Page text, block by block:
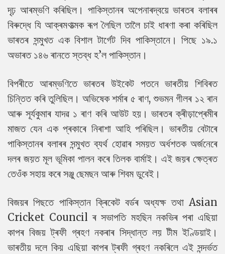
দৃঢ় আৰম্ভণি কৰিছিল। পাকিস্তানৰ অপেনাৰদ্বয়ে ভাৰতৰ বলাৰৰ
বিৰুদ্ধে যি আক্ৰমণাত্মক ৰূপ লৈছিল তালৈ চাই ধাৰণা কৰা কৰিছিল
ভাৰতৰ সন্মুখত এক বিশাল টাৰ্গেট দিব পাকিস্তানে। পিছে ১৯.১
অভাৰত ১৪৬ ৰানতে স্তব্ধ হ’ল পাকিস্তান।
বিপৰীতে আৰম্ভণিতে ভাৰতৰ উইকেট পতনে ভাৰতীয় শিবিৰত
চিন্তিত কৰি তুলিছিল। অভিষেক শৰ্মাৰ ৫ ৰাণ, শুভমন গীলৰ ১২ ৰান
আৰু সূৰ্যকুমাৰ যাদৱ ১ ৰাণ কৰি আউট হয়। ভাৰতৰ ক্ৰীড়াপ্ৰেমীৰ
মাজত যেন এক প্ৰকাৰে নিৰাশা আহি পৰিছিল। ভাৰতীয় বেটাৰে
পাকিস্তানৰ বলাৰৰ সন্মুখত ব্যৰ্থ হোৱাৰ সময়ত অৰ্ধশতক অৰ্জনেৰে
দলৰ জয়ত মূল ভূমিকা পালন কৰে তিলক বাৰ্মাই। এই জয়ৰ ক্ষেত্ৰত
তেওঁক সহায় কৰে সঞ্জু ছেমছন আৰু শিবম ডুবেই।
বিজয়ৰ পিছতে পাকিস্তান ক্ৰিকেট বৰ্ডৰ অধ্যক্ষ তথা Asian
Cricket Council ৰ সভাপতি মহছিন নকভিৰ পৰা এছিয়া
কাপৰ বিজয় ট্ৰফী গ্ৰহণ নকৰাৰ সিদ্ধান্ত লয় টীম ইণ্ডিয়াই।
ভাৰতীয় দলে কিয় এছিয়া কাপৰ ট্ৰফী গ্ৰহণ নকৰিলে এই সন্দৰ্ভত